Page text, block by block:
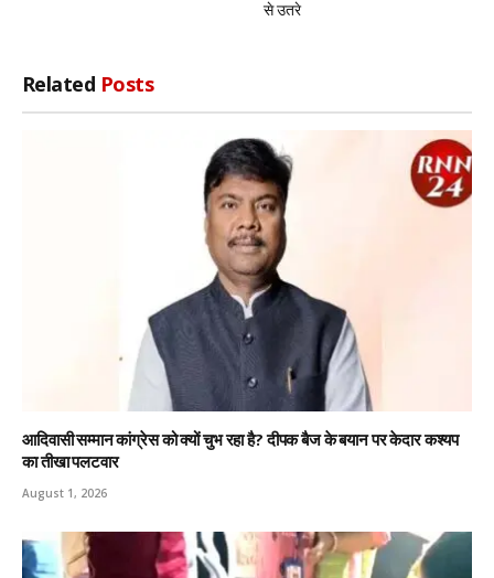
से उतरे
Related Posts
आदिवासी सम्मान कांग्रेस को क्यों चुभ रहा है? दीपक बैज के बयान पर केदार कश्यप
का तीखा पलटवार
August 1, 2026